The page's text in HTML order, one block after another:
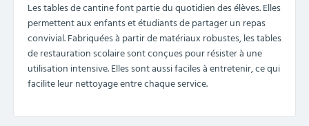
Les tables de cantine font partie du quotidien des élèves. Elles
permettent aux enfants et étudiants de partager un repas
convivial. Fabriquées à partir de matériaux robustes, les tables
de restauration scolaire sont conçues pour résister à une
utilisation intensive. Elles sont aussi faciles à entretenir, ce qui
facilite leur nettoyage entre chaque service.